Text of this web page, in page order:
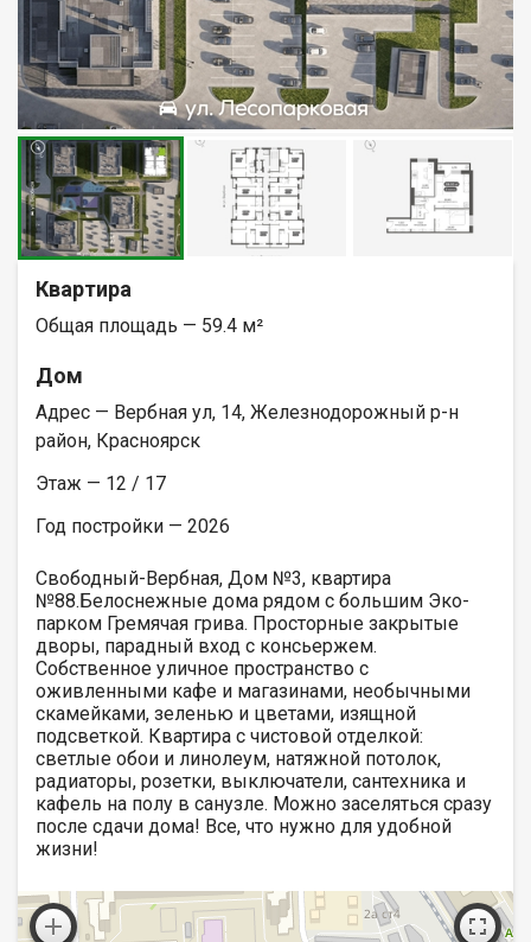
Квартира
Общая площадь — 59.4 м²
Дом
Адрес — Вербная ул, 14, Железнодорожный р-н
район, Красноярск
Этаж — 12 / 17
Год постройки — 2026
Свободный-Вербная, Дом №3, квартира
№88.Белоснежные дома рядом с большим Эко-
парком Гремячая грива. Просторные закрытые
дворы, парадный вход с консьержем.
Собственное уличное пространство с
оживленными кафе и магазинами, необычными
скамейками, зеленью и цветами, изящной
подсветкой. Квартира с чистовой отделкой:
светлые обои и линолеум, натяжной потолок,
радиаторы, розетки, выключатели, сантехника и
кафель на полу в санузле. Можно заселяться сразу
после сдачи дома! Все, что нужно для удобной
жизни!